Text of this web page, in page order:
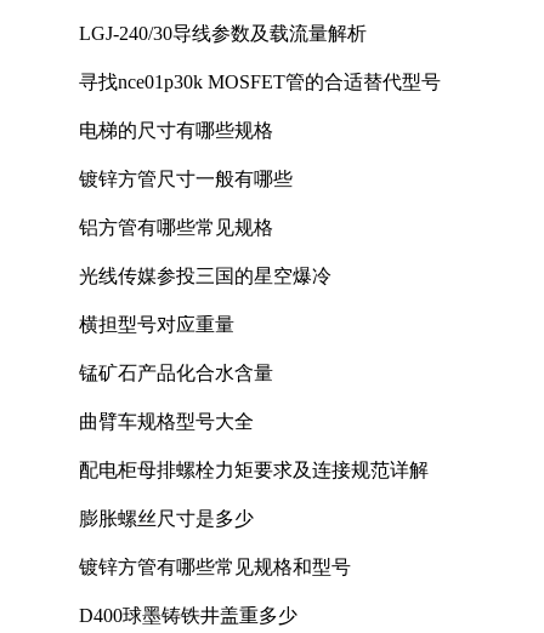
LGJ-240/30导线参数及载流量解析
寻找nce01p30k MOSFET管的合适替代型号
电梯的尺寸有哪些规格
镀锌方管尺寸一般有哪些
铝方管有哪些常见规格
光线传媒参投三国的星空爆冷
横担型号对应重量
锰矿石产品化合水含量
曲臂车规格型号大全
配电柜母排螺栓力矩要求及连接规范详解
膨胀螺丝尺寸是多少
镀锌方管有哪些常见规格和型号
D400球墨铸铁井盖重多少